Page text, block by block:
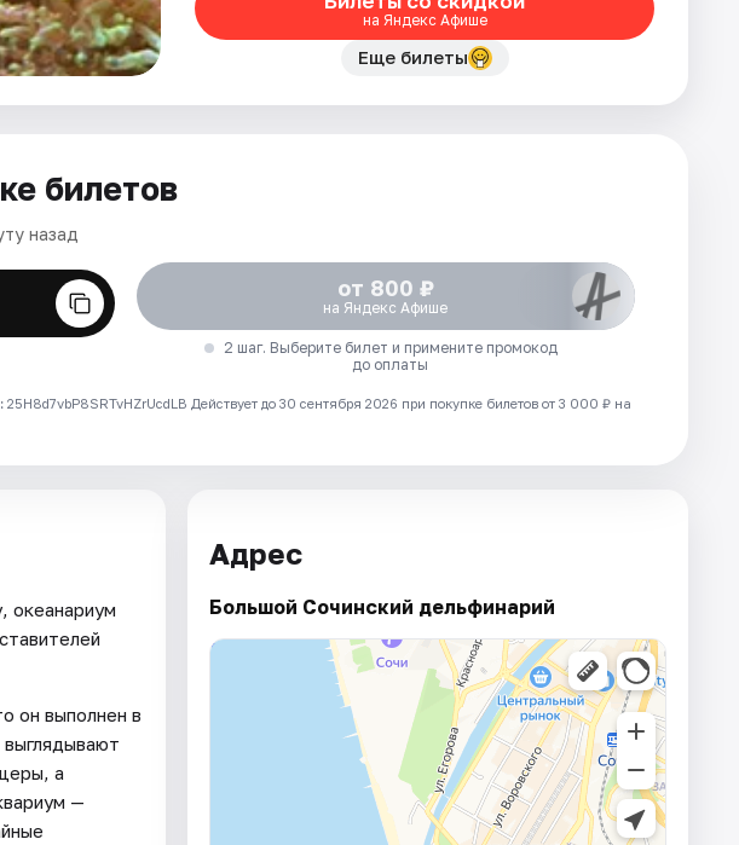
на Яндекс Афише
Еще билеты
билетов
назад
от 800 ₽
на Яндекс Афише
2 шаг. Выберите билет и примените промокод
до оплаты
Действует до 30 сентября 2026 при покупке билетов от 3 000 ₽ на
океанариум
он выполнен в
выглядывают
а
—
Адрес
Большой Сочинский дельфинарий